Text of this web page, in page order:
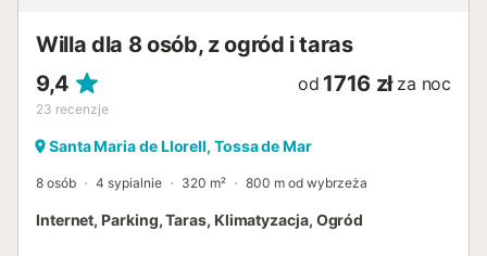
Willa dla 8 osób, z ogród i taras
9,4
23 recenzje
od 1716 zł za noc
Santa Maria de Llorell, Tossa de Mar
8 osób 4 sypialnie 320 m² 800 m od wybrzeża
Internet, Parking, Taras, Klimatyzacja, Ogród